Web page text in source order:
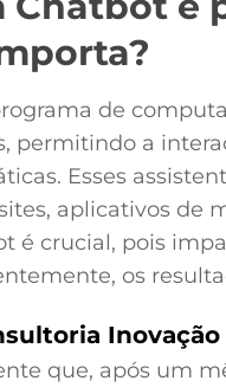
de
permitindo a
Esses
aplicativos de
é crucial, pois
os
Inovação
que, após um